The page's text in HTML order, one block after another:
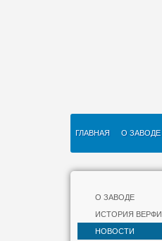
ГЛАВНАЯ О ЗАВОДЕ
О ЗАВОДЕ
ИСТОРИЯ ВЕРФИ
НОВОСТИ